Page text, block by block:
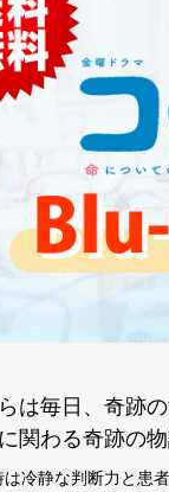
は毎日、奇跡
関わる奇跡の物
は冷静な判断力と患